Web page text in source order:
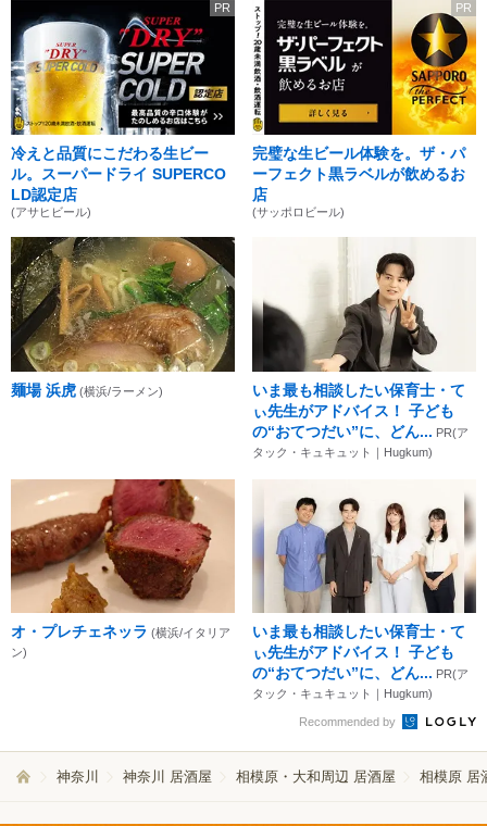
PR
冷えと品質にこだわる生ビー
ル。スーパードライ SUPERCO
LD認定店
(アサヒビール)
PR
完璧な生ビール体験を。ザ・パ
ーフェクト黒ラベルが飲めるお
店
(サッポロビール)
麺場 浜虎 (横浜/ラーメン)
いま最も相談したい保育士・て
ぃ先生がアドバイス！ 子ども
の“おてつだい”に、どん... PR(ア
タック・キュキュット｜Hugkum)
オ・プレチェネッラ (横浜/イタリア
ン)
いま最も相談したい保育士・て
ぃ先生がアドバイス！ 子ども
の“おてつだい”に、どん... PR(ア
タック・キュキュット｜Hugkum)
Recommended by
神奈川 神奈川 居酒屋 相模原・大和周辺 居酒屋 相模原 居